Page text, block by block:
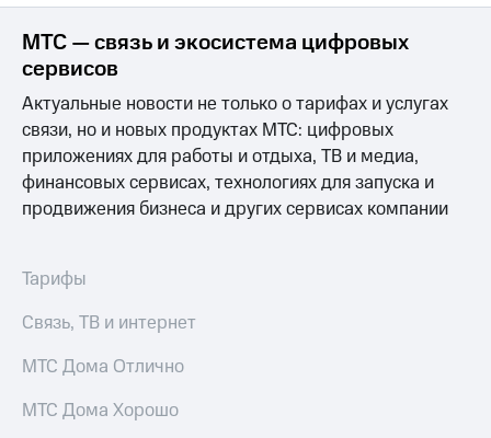
Корпоративный
секретарь
Раскрытие
информации
Информация
акционерам
Документы
ПАО
"МТС"
Собрания
акционеров
капитал
и
Рынок
МТС — связь и экосистема цифровых
сервисов
Актуальные новости не только о тарифах и услугах
связи, но и новых продуктах МТС: цифровых
приложениях для работы и отдыха, ТВ и медиа,
финансовых сервисах, технологиях для запуска и
продвижения бизнеса и других сервисах компании
Тарифы
Связь, ТВ и интернет
МТС Дома Отлично
МТС Дома Хорошо